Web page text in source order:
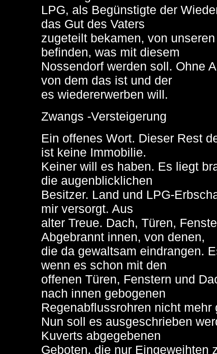
LPG, als Begünstigte der
das Gut des Vaters
zugeteilt bekamen, von
befinden, was mit diesem
Nossendorf werden soll. Ohne
von dem das ist und der
es wiedererwerben will.
Zwangs -Versteigerung
Ein offenes Wort. Dieser Rest
ist keine Immobilie.
Keiner will es haben. Es liegt
die augenblicklichen
Besitzer. Land und LPG-
mir versorgt. Aus
alter Treue. Dach, Türen,
Abgebrannt innen, von denen,
die da gewaltsam eindrangen.
wenn es schon mit den
offenen Türen, Fenstern und
nach innen gebogenen
Regenabflussrohren nicht mehr
Nun soll es ausgeschrieben
Kuverts abgegebenen
Geboten, die nur Eingeweihten